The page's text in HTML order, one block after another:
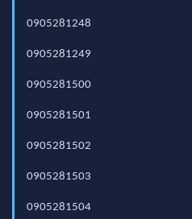
0905281248
0905281249
0905281500
0905281501
0905281502
0905281503
0905281504